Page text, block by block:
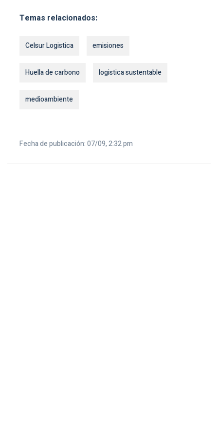
Temas relacionados:
Celsur Logistica emisiones
Huella de carbono logistica sustentable
medioambiente
Fecha de publicación: 07/09, 2:32 pm